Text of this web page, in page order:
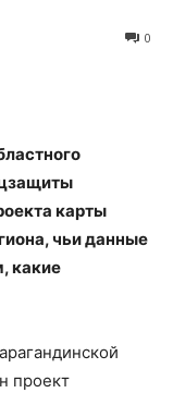
0
карты
чьи данные
какие
проект